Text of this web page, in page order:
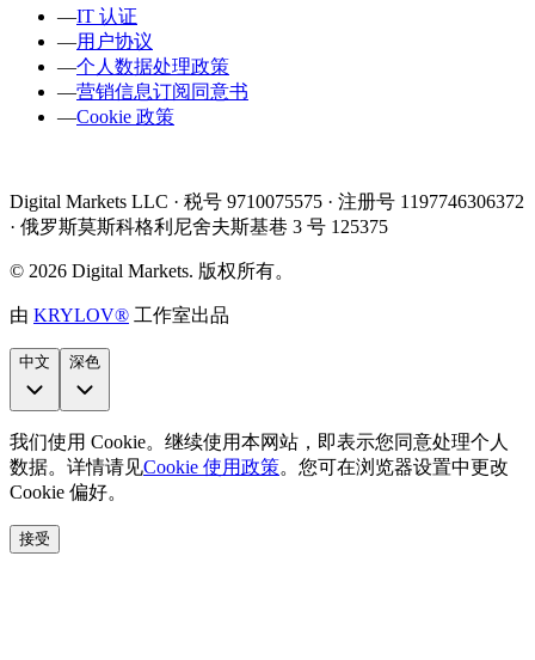
—IT 认证
—用户协议
—个人数据处理政策
—营销信息订阅同意书
—Cookie 政策
Digital Markets LLC · 税号 9710075575 · 注册号 1197746306372
· 俄罗斯莫斯科格利尼舍夫斯基巷 3 号 125375
© 2026 Digital Markets. 版权所有。
由 KRYLOV® 工作室出品
中文 深色
我们使用 Cookie。继续使用本网站，即表示您同意处理个人
数据。详情请见Cookie 使用政策。您可在浏览器设置中更改
Cookie 偏好。
接受